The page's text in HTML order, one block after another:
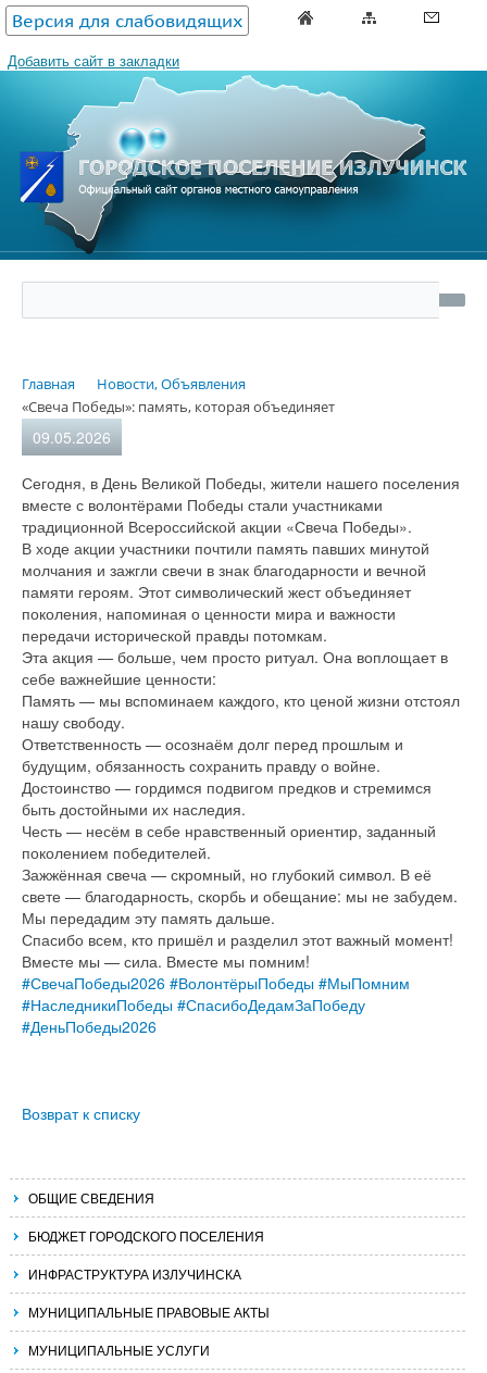
Версия для слабовидящих
Добавить сайт в закладки
Главная
Новости, Объявления
«Свеча Победы»: память, которая объединяет
09.05.2026
Сегодня, в День Великой Победы, жители нашего поселения
вместе с волонтёрами Победы стали участниками
традиционной Всероссийской акции «Свеча Победы».
В ходе акции участники почтили память павших минутой
молчания и зажгли свечи в знак благодарности и вечной
памяти героям. Этот символический жест объединяет
поколения, напоминая о ценности мира и важности
передачи исторической правды потомкам.
Эта акция — больше, чем просто ритуал. Она воплощает в
себе важнейшие ценности:
Память — мы вспоминаем каждого, кто ценой жизни отстоял
нашу свободу.
Ответственность — осознаём долг перед прошлым и
будущим, обязанность сохранить правду о войне.
Достоинство — гордимся подвигом предков и стремимся
быть достойными их наследия.
Честь — несём в себе нравственный ориентир, заданный
поколением победителей.
Зажжённая свеча — скромный, но глубокий символ. В её
свете — благодарность, скорбь и обещание: мы не забудем.
Мы передадим эту память дальше.
Спасибо всем, кто пришёл и разделил этот важный момент!
Вместе мы — сила. Вместе мы помним!
#СвечаПобеды2026 #ВолонтёрыПобеды #МыПомним
#НаследникиПобеды #СпасибоДедамЗаПобеду
#ДеньПобеды2026
Возврат к списку
ОБЩИЕ СВЕДЕНИЯ
БЮДЖЕТ ГОРОДСКОГО ПОСЕЛЕНИЯ
ИНФРАСТРУКТУРА ИЗЛУЧИНСКА
МУНИЦИПАЛЬНЫЕ ПРАВОВЫЕ АКТЫ
МУНИЦИПАЛЬНЫЕ УСЛУГИ